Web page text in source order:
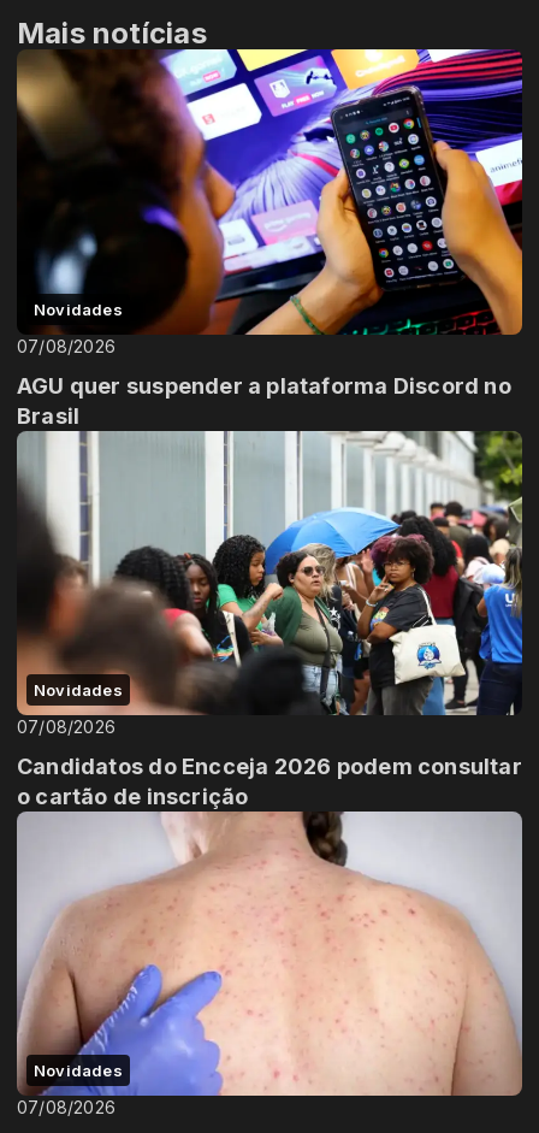
Mais notícias
Novidades
07/08/2026
AGU quer suspender a plataforma Discord no
Brasil
Novidades
07/08/2026
Candidatos do Encceja 2026 podem consultar
o cartão de inscrição
Novidades
07/08/2026